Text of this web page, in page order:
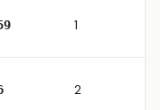
1
2